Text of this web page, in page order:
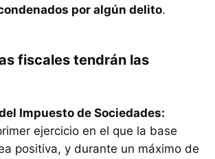
por algún delito.
fiscales tendrán las
Impuesto de Sociedades:
ejercicio en el que la base
positiva, y durante un máximo de